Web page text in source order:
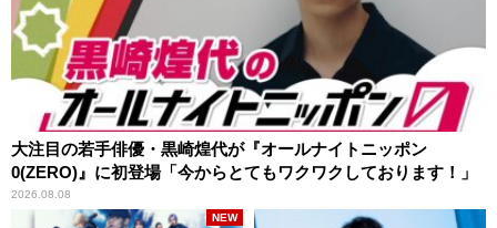
大注目の若手俳優・黒崎煌代が『オールナイトニッポン
0(ZERO)』に初登場「今からとてもワクワクしております！」
2026.08.08
NEW